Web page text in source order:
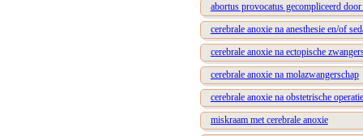
abortus provocatus gecompliceerd
cerebrale anoxie na anesthesie en/of
cerebrale anoxie na ectopische
cerebrale anoxie na molazwangerschap
cerebrale anoxie na obstetrische
miskraam met cerebrale anoxie